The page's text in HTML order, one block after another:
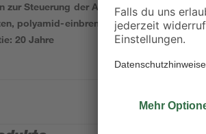
zur Steuerung der Abflussrichtung
polyamid-einbrennlackiertem Stahlblech
20 Jahre